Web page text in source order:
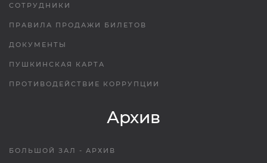
СОТРУДНИКИ
ПРАВИЛА ПРОДАЖИ БИЛЕТОВ
ДОКУМЕНТЫ
ПУШКИНСКАЯ КАРТА
ПРОТИВОДЕЙСТВИЕ КОРРУПЦИИ
Архив
БОЛЬШОЙ ЗАЛ - АРХИВ